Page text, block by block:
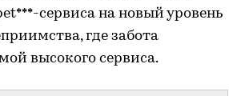
сервиса на новый уровень
где забота
высокого сервиса.